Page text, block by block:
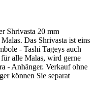
Shrivasta 20 mm
Das Shrivasta ist eins
- Tashi Tageys auch
alle Malas, wird gerne
- Anhänger. Verkauf ohne
können Sie separat